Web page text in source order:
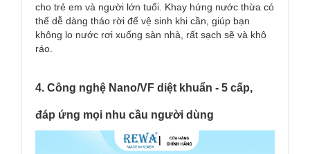
cho trẻ em và người lớn tuổi. Khay hứng nước thừa có
thể dễ dàng tháo rời để vệ sinh khi cần, giúp bạn
không lo nước rơi xuống sàn nhà, rất sạch sẽ và khô
ráo.
4. Công nghệ Nano/VF diệt khuẩn - 5 cấp,
đáp ứng mọi nhu cầu người dùng